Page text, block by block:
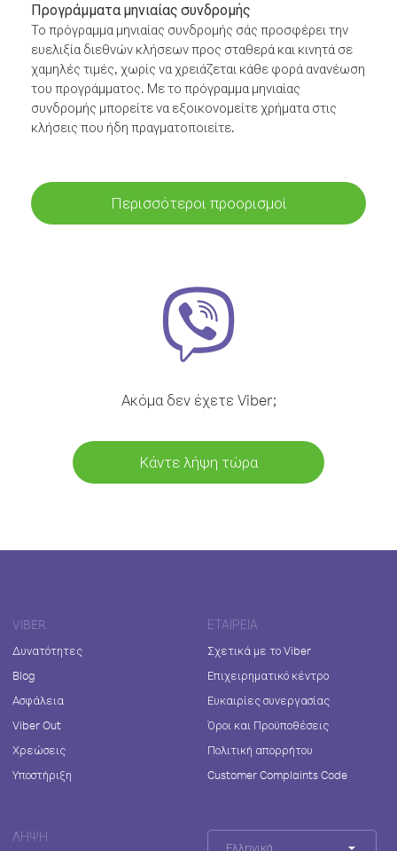
Προγράμματα μηνιαίας συνδρομής
Το πρόγραμμα μηνιαίας συνδρομής σάς προσφέρει την
ευελιξία διεθνών κλήσεων προς σταθερά και κινητά σε
χαμηλές τιμές, χωρίς να χρειάζεται κάθε φορά ανανέωση
του προγράμματος. Με το πρόγραμμα μηνιαίας
συνδρομής μπορείτε να εξοικονομείτε χρήματα στις
κλήσεις που ήδη πραγματοποιείτε.
Περισσότεροι προορισμοί
Ακόμα δεν έχετε Viber;
Κάντε λήψη τώρα
VIBER
Δυνατότητες
Blog
Ασφάλεια
Viber Out
Χρεώσεις
Υποστήριξη
ΕΤΑΙΡΕΊΑ
Σχετικά με το Viber
Επιχειρηματικό κέντρο
Ευκαιρίες συνεργασίας
Όροι και Προϋποθέσεις
Πολιτική απορρήτου
Customer Complaints Code
ΛΉΨΗ
Ελληνικά